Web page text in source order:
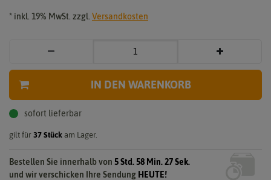
* inkl. 19% MwSt. zzgl. Versandkosten
IN DEN WARENKORB
sofort lieferbar
gilt für 37 Stück am Lager.
Bestellen Sie innerhalb von 5 Std. 58 Min. 26 Sek.
und wir verschicken Ihre Sendung HEUTE!